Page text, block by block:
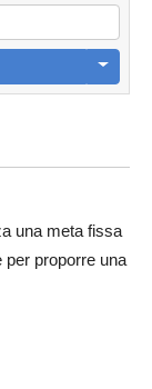
una meta fissa
per proporre una